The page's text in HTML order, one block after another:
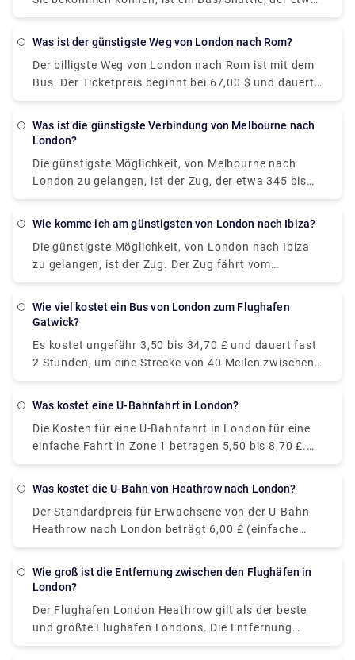
36 bis 44 US-Dollar kostet. Er fährt von Paris
und dauert etwa 8 Stunden, um am Busbahnhof
Victoria in London anzukommen.
Was ist der günstigste Weg von London nach Rom?
Der billigste Weg von London nach Rom ist mit dem
Bus. Der Ticketpreis beginnt bei 67,00 $ und dauert
etwa 1 Tag. Der Bus fährt vom Busbahnhof Victoria
in Rom an. Allerdings ist ein Flug viel bequemer als
Was ist die günstigste Verbindung von Melbourne nach
London?
Die günstigste Möglichkeit, von Melbourne nach
London zu gelangen, ist der Zug, der etwa 345 bis
903 US-Dollar kostet. Alternativ, wenn Sie das
können Sie den günstigsten Flug von Melbourne
nach London für etwa 400 bis 1.200 US-Dollar
bekommen.
Wie komme ich am günstigsten von London nach Ibiza?
Die günstigste Möglichkeit, von London nach Ibiza
zu gelangen, ist der Zug. Der Zug fährt vom
Busbahnhof Victoria in London ab und kommt in
in Barcelona die Abendfähre nach Ibiza zum Preis
Wie viel kostet ein Bus von London zum Flughafen
Gatwick?
Es kostet ungefähr 3,50 bis 34,70 £ und dauert fast
2 Stunden, um eine Strecke von 40 Meilen zwischen
dem Flughafen London Gatwick und London
entspannte Fahrt zu erhalten. Buchen Sie auf
unserer Website (Rydeu), um das beste Angebot an
Bord zu erhalten.
Was kostet eine U-Bahnfahrt in London?
Die Kosten für eine U-Bahnfahrt in London für eine
einfache Fahrt in Zone 1 betragen 5,50 bis 8,70 £.
Im Gegensatz dazu kostet Sie derselbe U-Bahn-Tarif
glauben, dass es das beste für Sie ist, und erleben
Sie eine stressfreie Reise.
Was kostet die U-Bahn von Heathrow nach London?
Der Standardpreis für Erwachsene von der U-Bahn
Heathrow nach London beträgt 6,00 £ (einfache
Fahrt), während derselbe mit einer Oyster Card oder
und etwa 30 Minuten dauert, um die Strecke von
Wie groß ist die Entfernung zwischen den Flughäfen in
London?
Der Flughafen London Heathrow gilt als der beste
und größte Flughafen Londons. Die Entfernung
zwischen Heathrow und anderen Flughäfen ist wie